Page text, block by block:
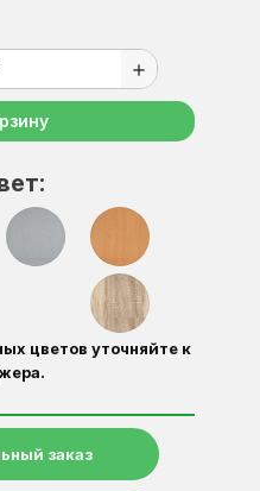
add
цветов уточняйте к
заказ